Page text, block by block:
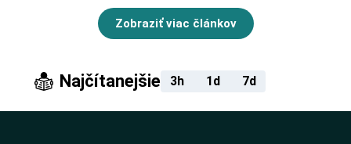
Zobraziť viac článkov
Najčítanejšie 3h 1d 7d